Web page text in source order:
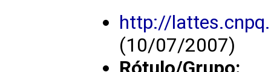
http://
(10/07/2007)